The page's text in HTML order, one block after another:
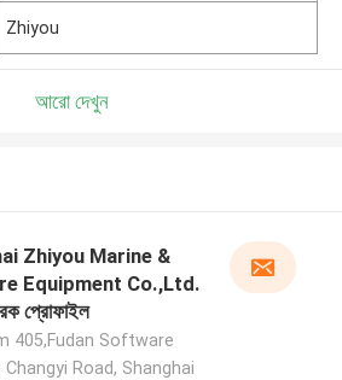
Zhiyou
আরো দেখুন
Zhiyou Marine &
Equipment Co.,Ltd.
প্রোফাইল
405,Fudan Software
Changyi Road, Shanghai